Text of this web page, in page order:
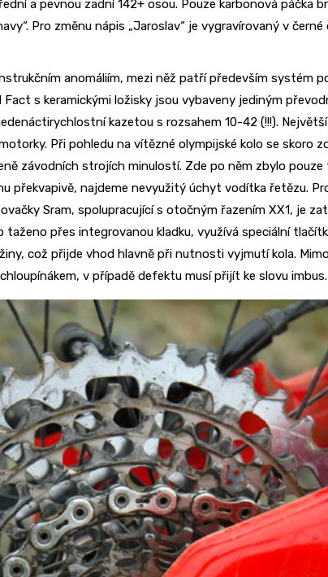
a pevnou zadní 142+ osou. Pouze karbonová páčka
Pro změnu nápis „Jaroslav“ je vygravírovaný v černé
anomáliím, mezi něž patří především systém
Fact s keramickými ložisky jsou vybaveny jediným
kazetou s rozsahem 10-42 (!!!).
Při pohledu na vítězné olympijské kolo se skoro
závodních strojích minulostí. Zde po něm zbylo
překvapivě, najdeme nevyužitý úchyt vodítka řetězu.
Sram, spolupracující s otočným řazením XX1, je
taženo přes integrovanou kladku, využívá speciální
což přijde vhod hlavně při nutnosti vyjmutí kola.
v případě defektu musí přijít ke slovu imbus.